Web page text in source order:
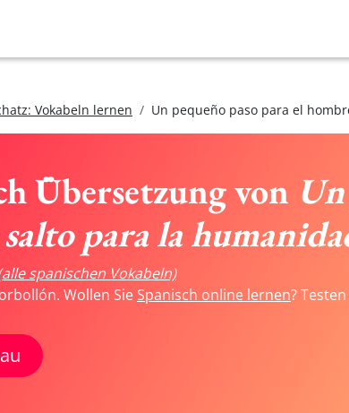
Vokabeln lernen Un pequeño paso para el
Übersetzung von
para la
spanischen Vokabeln)
Wollen Sie Spanisch online lernen?